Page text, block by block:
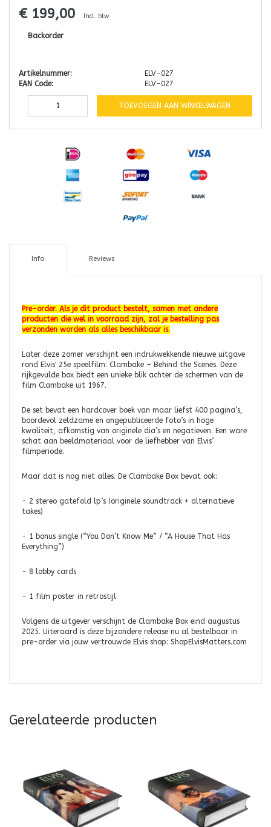
€ 199,00 Incl. btw
Backorder
Artikelnummer:
ELV-027
EAN Code:
ELV-027
TOEVOEGEN AAN WINKELWAGEN
Info Reviews
Pre-order. Als je dit product bestelt, samen met andere
producten die wel in voorraad zijn, zal je bestelling pas
verzonden worden als alles beschikbaar is.
Later deze zomer verschijnt een indrukwekkende nieuwe uitgave
rond Elvis' 25e speelfilm: Clambake – Behind the Scenes. Deze
rijkgevulde box biedt een unieke blik achter de schermen van de
film Clambake uit 1967.
De set bevat een hardcover boek van maar liefst 400 pagina’s,
boordevol zeldzame en ongepubliceerde foto’s in hoge
kwaliteit, afkomstig van originele dia’s en negatieven. Een ware
schat aan beeldmateriaal voor de liefhebber van Elvis’
filmperiode.
Maar dat is nog niet alles. De Clambake Box bevat ook:
- 2 stereo gatefold lp’s (originele soundtrack + alternatieve
takes)
- 1 bonus single (“You Don’t Know Me” / “A House That Has
Everything”)
- 8 lobby cards
- 1 film poster in retrostijl
Volgens de uitgever verschijnt de Clambake Box eind augustus
2025. Uiteraard is deze bijzondere release nu al bestelbaar in
pre-order via jouw vertrouwde Elvis shop: ShopElvisMatters.com
Gerelateerde producten